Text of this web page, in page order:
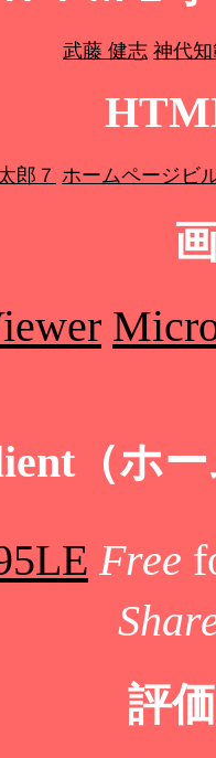
武藤 健志 神代
郎７ ホームページビ
（ホ
Free
評